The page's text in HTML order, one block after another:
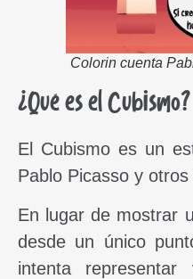
Colorin cuenta
¿Qué es el Cubismo?
El Cubismo es un
Pablo Picasso y
En lugar de mostrar
desde un único
intenta representar